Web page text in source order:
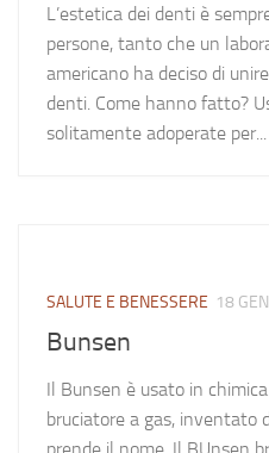
L’estetica dei denti è
persone, tanto che un
americano ha deciso di
denti. Come hanno fatto?
solitamente adoperate per...
SALUTE E BENESSERE 18
Bunsen
Il Bunsen è usato in
bruciatore a gas, inventato
prende il nome. Il BUnsen